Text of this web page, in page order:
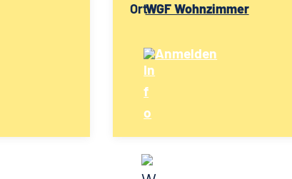
WGF Wohnzimmer
Anmelden